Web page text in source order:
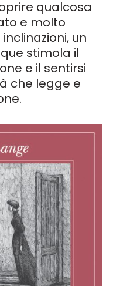
qualcosa
e molto
un
stimola il
e il sentirsi
che legge e